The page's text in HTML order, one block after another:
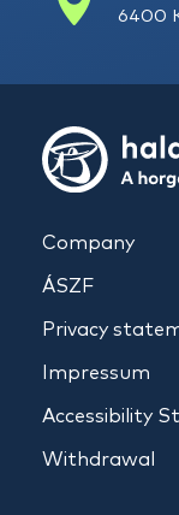
6400
Company
ÁSZF
Privacy
Impressum
Accessibility
Withdrawal